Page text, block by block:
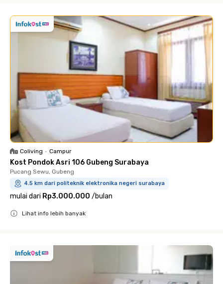
Coliving • Campur
Kost Pondok Asri 106 Gubeng Surabaya
Pucang Sewu, Gubeng
4.5 km dari politeknik elektronika negeri surabaya
mulai dari Rp3.000.000 /bulan
Lihat info lebih banyak